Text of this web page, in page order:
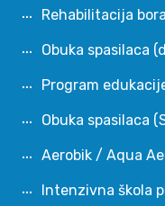
Rehabilitacija
Obuka spasilaca
Program
Obuka spasilaca
Aerobik / Aqua
Intenzivna škola